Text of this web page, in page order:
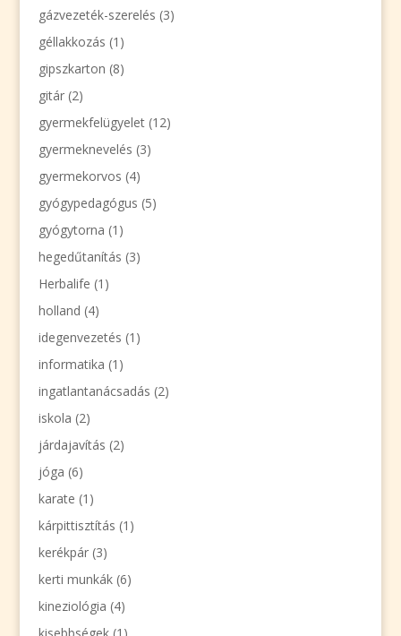
gázvezeték-szerelés (3)
géllakkozás (1)
gipszkarton (8)
gitár(2)
gyermekfelügyelet(12)
gyermeknevelés (3)
gyermekorvos (4)
gyógypedagógus (5)
gyógytorna (1)
hegedűtanítás (3)
Herbalife (1)
holland (4)
idegenvezetés (1)
informatika (1)
ingatlantanácsadás (2)
iskola (2)
járdajavítás (2)
jóga (6)
karate (1)
kárpittisztítás (1)
kerékpár(3)
kerti munkák(6)
kineziológia (4)